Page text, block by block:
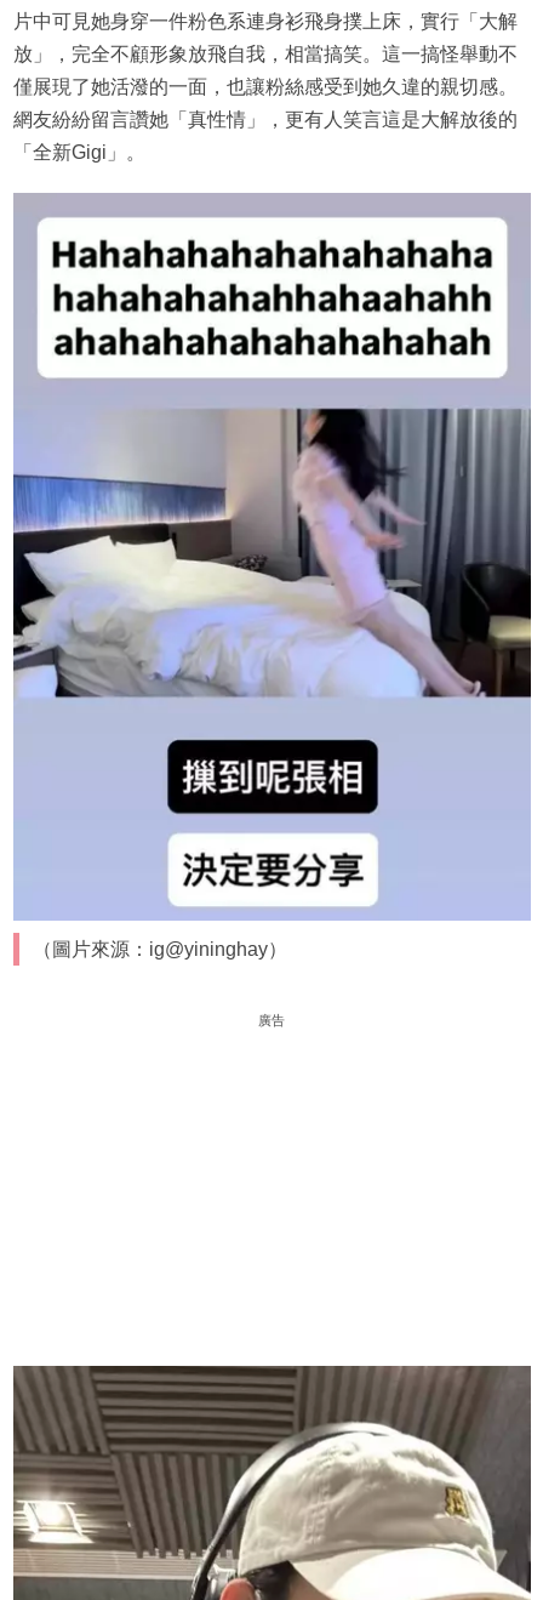
片中可見她身穿一件粉色系連身衫飛身撲上床，實行「大解
放」，完全不顧形象放飛自我，相當搞笑。這一搞怪舉動不
僅展現了她活潑的一面，也讓粉絲感受到她久違的親切感。
網友紛紛留言讚她「真性情」，更有人笑言這是大解放後的
「全新Gigi」。
（圖片來源：ig@yininghay）
廣告